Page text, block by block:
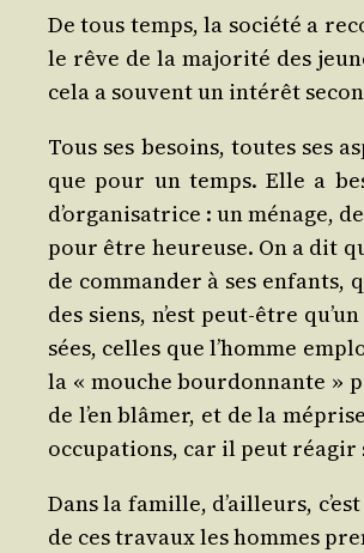
De tous temps, la socié­té a
le rêve de la majo­ri­té des
cela a sou­vent un inté­rêt
Tous ses besoins, toutes ses
que pour un temps. Elle a
d’organisatrice : un ménage,
pour être heu­reuse. On a dit
de com­man­der à ses enfants,
des siens, n’est peut-être
sées, celles que l’homme
la « mouche bour­don­nante »
de l’en blâ­mer, et de la
oc­cu­pa­tions, car il peut réagir
Dans la famille, d’ailleurs,
de ces tra­vaux les hommes